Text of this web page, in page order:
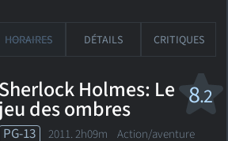
HORAIRES DÉTAILS CRITIQUES
8.2
Sherlock Holmes: Le
jeu des ombres
PG-13 2011. 2h09m Action/aventure